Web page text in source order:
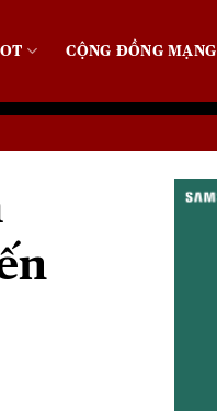
CỘNG ĐỒNG MẠNG